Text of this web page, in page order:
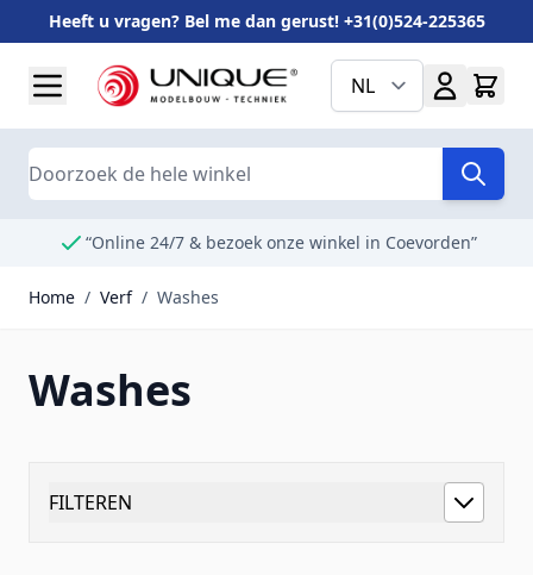
Heeft u vragen? Bel me dan gerust! +31(0)524-225365
NL
Search
“Online 24/7 & bezoek onze winkel in Coevorden”
Home / Verf / Washes
Washes
FILTEREN